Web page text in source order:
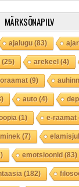
MÄRKSÕNAPILV
ajalugu(83)
(25) arekeel(4)
(9)
auto(4)
(1) e-raamat
(7)
emotsioonid(83)
(182)